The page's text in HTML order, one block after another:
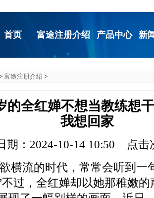
首页 富途注册介绍 产品中心 新
富途注册介绍 >
的全红婵不想当教练想
我想回家
期：2024-10-14 10:50 点击
横流的时代，常常会听到一
不过，全红婵却以她那稚嫩